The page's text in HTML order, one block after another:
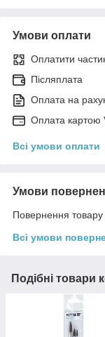
Умови оплати
Оплатити
Післяплата
Оплата на
Оплата картою
Всі умови оплати
Умови
Повернення
Всі умови
Подібні товари